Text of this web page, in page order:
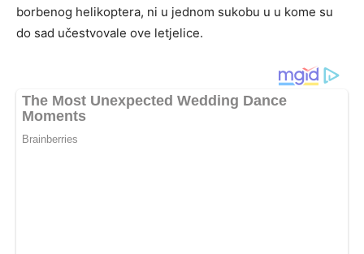
borbenog helikoptera, ni u jednom sukobu u u kome su
do sad učestvovale ove letjelice.